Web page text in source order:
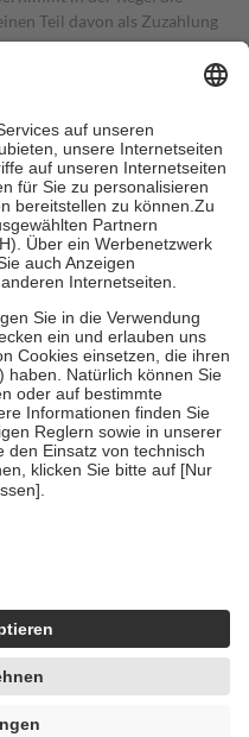
Teil davon als Zuzahlung
in Höhe von zehn
nie mehr als die tatsächlichen
für Online-Apotheken.
beträgt die
zehn Euro je
für ihre eigene Gesundheit zu
Familie zu unterstützen,
18. Lebensjahr
die von der
sich um echte Bewertungen
4419944605341
Zuhilfenahme künstlicher